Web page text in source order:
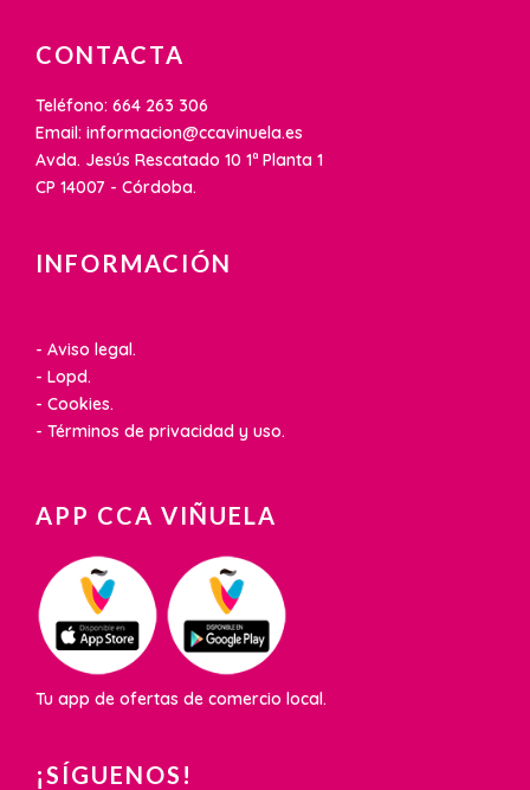
CONTACTA
Teléfono: 664 263 306
Email: informacion@ccavinuela.es
Avda. Jesús Rescatado 10 1ª Planta 1
CP 14007 - Córdoba.
INFORMACIÓN
- Aviso legal.
- Lopd.
- Cookies.
- Términos de privacidad y uso.
APP CCA VIÑUELA
Tu app de ofertas de comercio local.
¡SÍGUENOS!